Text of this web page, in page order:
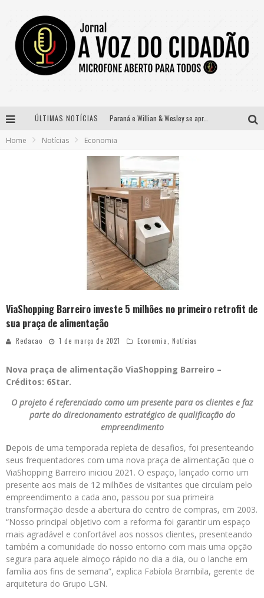
ÚLTIMAS NOTÍCIAS Paraná e Willian & Wesley se apresentam no Carretão Trevo Contagem nesta sexta-feira
Home Notícias Economia
ViaShopping Barreiro investe 5 milhões no primeiro retrofit de
sua praça de alimentação
Redacao 1 de março de 2021 Economia, Notícias
Nova praça de alimentação ViaShopping Barreiro –
Créditos: 6Star.
O projeto é referenciado como um presente para os clientes e faz
parte do direcionamento estratégico de qualificação do
empreendimento
Depois de uma temporada repleta de desafios, foi presenteando
seus frequentadores com uma nova praça de alimentação que o
ViaShopping Barreiro iniciou 2021. O espaço, lançado como um
presente aos mais de 12 milhões de visitantes que circulam pelo
empreendimento a cada ano, passou por sua primeira
transformação desde a abertura do centro de compras, em 2003.
“Nosso principal objetivo com a reforma foi garantir um espaço
mais agradável e confortável aos nossos clientes, presenteando
também a comunidade do nosso entorno com mais uma opção
segura para aquele almoço rápido no dia a dia, ou o lanche em
família aos fins de semana”, explica Fabíola Brambila, gerente de
arquitetura do Grupo LGN.